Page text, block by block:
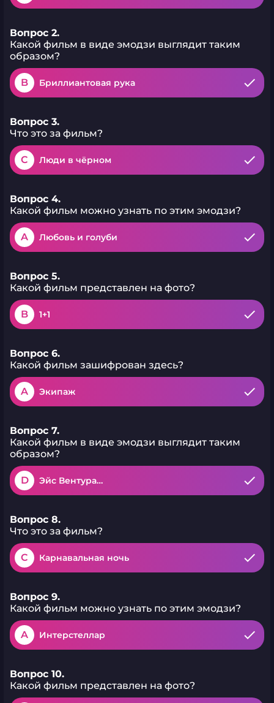
Вопрос 2.
Какой фильм в виде эмодзи выглядит таким
образом?
B Бриллиантовая рука
Вопрос 3.
Что это за фильм?
C Люди в чёрном
Вопрос 4.
Какой фильм можно узнать по этим эмодзи?
A Любовь и голуби
Вопрос 5.
Какой фильм представлен на фото?
B 1+1
Вопрос 6.
Какой фильм зашифрован здесь?
A Экипаж
Вопрос 7.
Какой фильм в виде эмодзи выглядит таким
образом?
D Эйс Вентура…
Вопрос 8.
Что это за фильм?
C Карнавальная ночь
Вопрос 9.
Какой фильм можно узнать по этим эмодзи?
A Интерстеллар
Вопрос 10.
Какой фильм представлен на фото?